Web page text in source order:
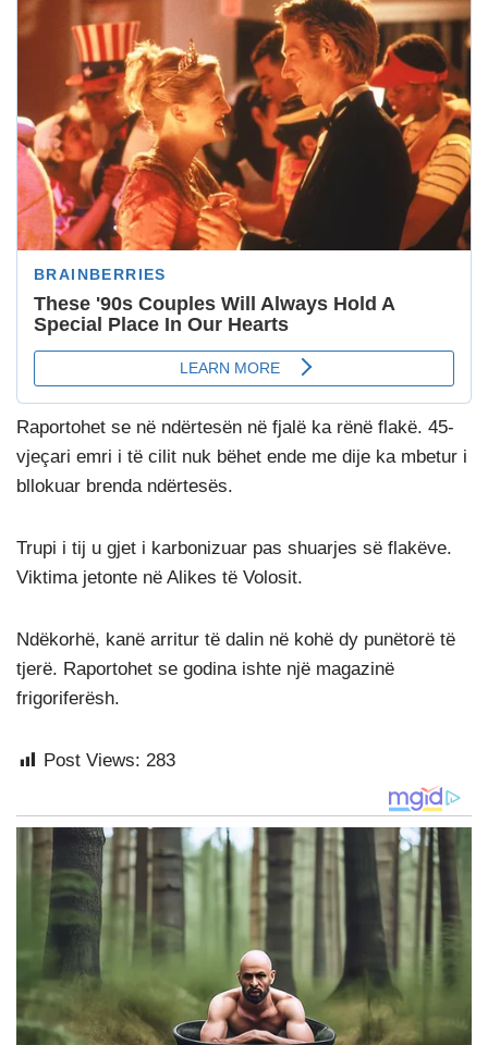
Raportohet se në ndërtesën në fjalë ka rënë flakë. 45-
vjeçari emri i të cilit nuk bëhet ende me dije ka mbetur i
bllokuar brenda ndërtesës.
Trupi i tij u gjet i karbonizuar pas shuarjes së flakëve.
Viktima jetonte në Alikes të Volosit.
Ndëkorhë, kanë arritur të dalin në kohë dy punëtorë të
tjerë. Raportohet se godina ishte një magazinë
frigoriferësh.
Post Views: 283